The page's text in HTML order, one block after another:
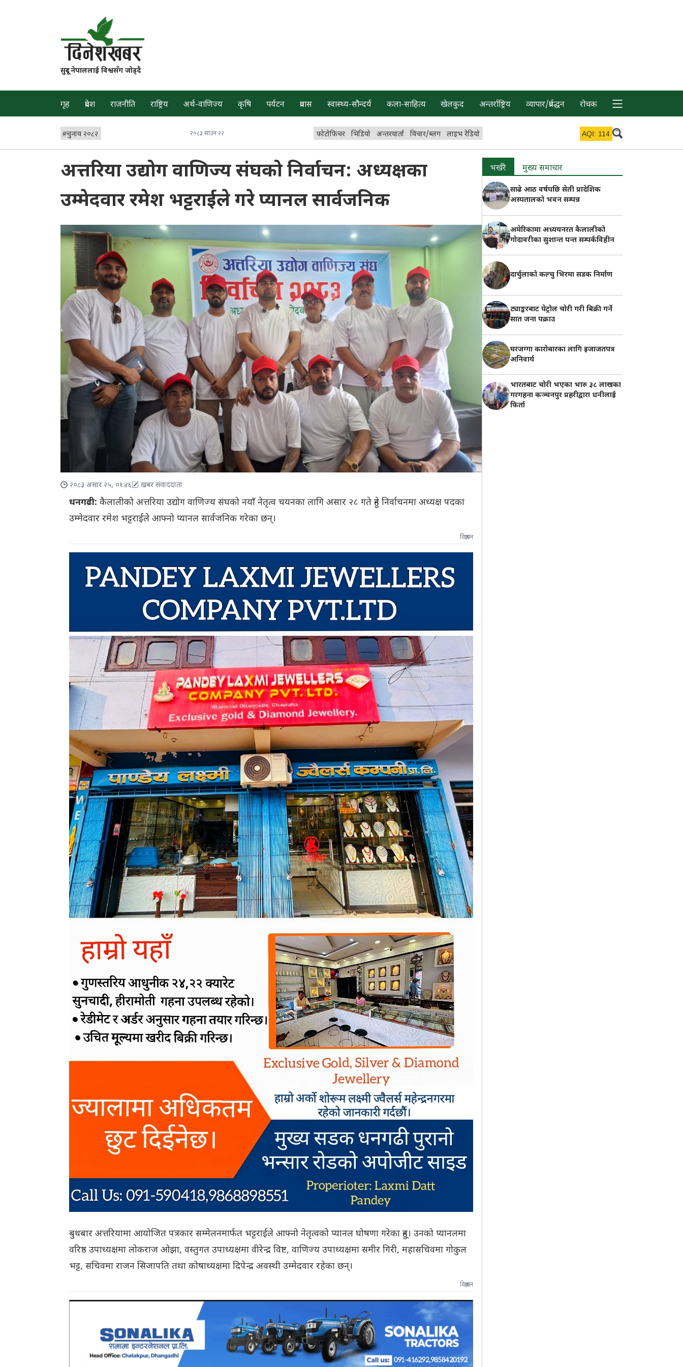
सुदूर नेपाललाई विश्वसँग जोड्दै
गृह प्रदेश राजनीति राष्ट्रिय अर्थ-वाणिज्य कृषि पर्यटन प्रवास स्वास्थ्य-सौन्दर्य कला-साहित्य खेलकुद अन्तर्राष्ट्रिय व्यापार/प्रर्वद्धन रोचक
#चुनाव २०८२ २०८३ साउन २२ फोटोफिचर भिडियो अन्तरवार्ता विचार/ब्लग लाइभ रेडियो AQI: 114
अत्तरिया उद्योग वाणिज्य संघको निर्वाचन: अध्यक्षका
उम्मेदवार रमेश भट्टराईले गरे प्यानल सार्वजनिक
२०८३ असार २५, ०१:४६ खबर संवाददाता
धनगढी: कैलालीको अत्तरिया उद्योग वाणिज्य संघको नयाँ नेतृत्व चयनका लागि असार २८ गते हुने निर्वाचनमा अध्यक्ष पदका
उम्मेदवार रमेश भट्टराईले आफ्नो प्यानल सार्वजनिक गरेका छन्।
विज्ञापन
बुधबार अत्तरियामा आयोजित पत्रकार सम्मेलनमार्फत भट्टराईले आफ्नो नेतृत्वको प्यानल घोषणा गरेका हुन्। उनको प्यानलमा
वरिष्ठ उपाध्यक्षमा लोकराज ओझा, वस्तुगत उपाध्यक्षमा वीरेन्द्र विष्ट, वाणिज्य उपाध्यक्षमा समीर गिरी, महासचिवमा गोकुल
भट्ट, सचिवमा राजन सिजापति तथा कोषाध्यक्षमा दिपेन्द्र अवस्थी उम्मेदवार रहेका छन्।
विज्ञापन
भर्खरै मुख्य समाचार
साढे आठ वर्षपछि सेती प्रादेशिक
अस्पतालको भवन सम्पन्न
अमेरिकामा अध्ययनरत कैलालीको
गोदावरीका सुशान्त पन्त सम्पर्कविहीन
दार्चुलाको कल्चु भिरमा सडक निर्माण
ट्याङ्करबाट पेट्रोल चोरी गरी बिक्री गर्ने
सात जना पक्राउ
घरजग्गा कारोबारका लागि इजाजतपत्र
अनिवार्य
भारतबाट चोरी भएका भारु ३८ लाखका
गरगहना कञ्चनपुर प्रहरीद्वारा धनीलाई
फिर्ता